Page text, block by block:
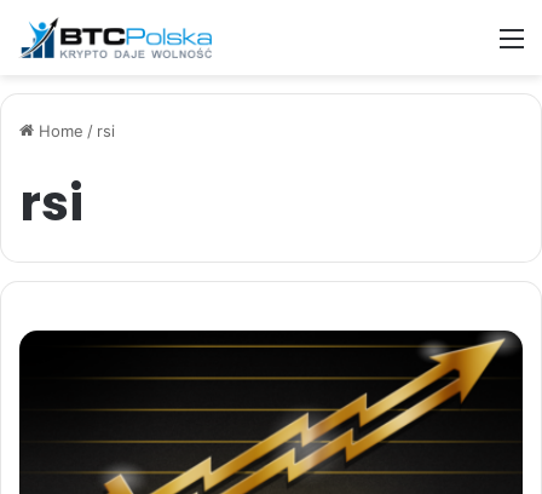
Home / rsi
rsi